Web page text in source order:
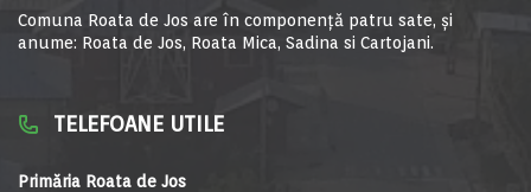
Comuna Roata de Jos are în componență patru sate, și
anume: Roata de Jos, Roata Mica, Sadina si Cartojani.
TELEFOANE UTILE
Primăria Roata de Jos